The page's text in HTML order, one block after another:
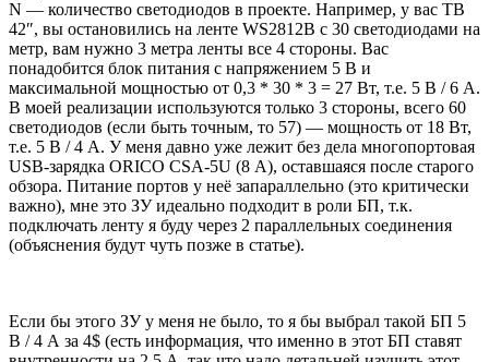
N — количество светодиодов в проекте. Например, у вас ТВ
42″, вы остановились на ленте WS2812B с 30 светодиодами на
метр, вам нужно 3 метра ленты все 4 стороны. Вас
понадобится блок питания с напряжением 5 В и
максимальной мощностью от 0,3 * 30 * 3 = 27 Вт, т.е. 5 В / 6 А.
В моей реализации используются только 3 стороны, всего 60
светодиодов (если быть точным, то 57) — мощность от 18 Вт,
т.е. 5 В / 4 А. У меня давно уже лежит без дела многопортовая
USB-зарядка ORICO CSA-5U (8 А), оставшаяся после старого
обзора. Питание портов у неё запараллельно (это критически
важно), мне это ЗУ идеально подходит в роли БП, т.к.
подключать ленту я буду через 2 параллельных соединения
(объяснения будут чуть позже в статье).
Если бы этого ЗУ у меня не было, то я бы выбрал такой БП 5
В / 4 А за 4$ (есть информация, что именно в этот БП ставят